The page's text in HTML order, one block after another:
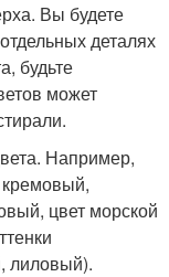
Вы будете
деталях
будьте
может
Например,
цвет морской
лиловый).